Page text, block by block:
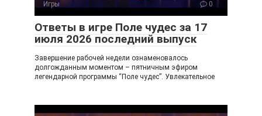
ni
ki
Игры 0
Ответы в игре Поле чудес за 17
июля 2026 последний выпуск
Завершение рабочей недели ознаменовалось
долгожданным моментом – пятничным эфиром
легендарной программы “Поле чудес”. Увлекательное